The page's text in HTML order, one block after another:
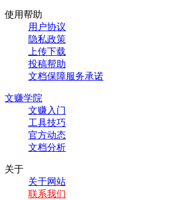
使用帮助
用户协议
隐私政策
上传下载
投稿帮助
文档保障服务承诺
文赚学院
文赚入门
工具技巧
官方动态
文档分析
关于
关于网站
联系我们